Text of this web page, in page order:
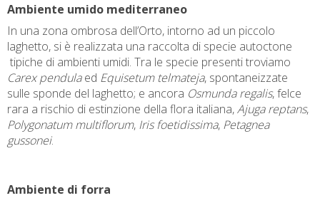
Ambiente umido mediterraneo
In una zona ombrosa dell’Orto, intorno ad un piccolo
laghetto, si è realizzata una raccolta di specie autoctone
tipiche di ambienti umidi. Tra le specie presenti troviamo
Carex pendulaed Equisetum telmateja, spontaneizzate
sulle sponde del laghetto; e ancora Osmunda regalis, felce
rara a rischio di estinzione della flora italiana,Ajuga reptans,
Polygonatum multiflorum, Iris foetidissima, Petagnea
gussonei.
Ambiente di forra